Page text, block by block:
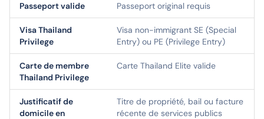
Passeport valide Passeport original requis
Visa Thailand
Privilege
Visa non-immigrant SE (Special
Entry) ou PE (Privilege Entry)
Carte de membre
Thailand Privilege
Carte Thailand Elite valide
Justificatif de
domicile en
Titre de propriété, bail ou facture
récente de services publics